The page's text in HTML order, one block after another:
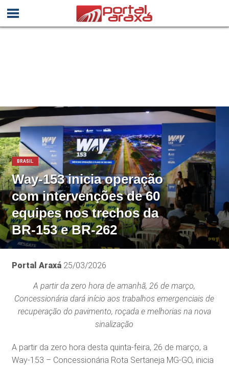
BRASIL
Way-153 inicia operação
com intervenções de 60
equipes nos trechos da
BR-153 e BR-262
Portal Araxá 25/03/2026
A partir da zero hora de amanhã, 26 de março,
Concessionária dará início aos trabalhos emergenciais de
recuperação do pavimento, roçada e melhorias na nova
sinalização
A partir da zero hora desta quinta-feira, 26 de março, a
Way-153 – Concessionária Rota Sertaneja MG-GO, inicia